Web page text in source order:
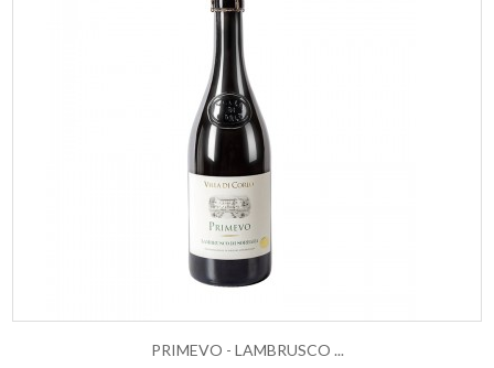
PRIMEVO - LAMBRUSCO ...